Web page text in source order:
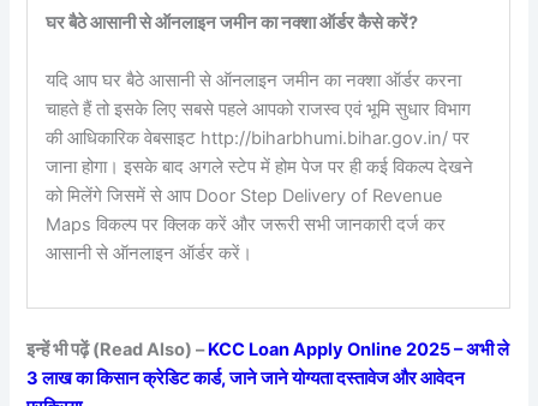
घर बैठे आसानी से ऑनलाइन जमीन का नक्शा ऑर्डर कैसे करें?
यदि आप घर बैठे आसानी से ऑनलाइन जमीन का नक्शा ऑर्डर करना
चाहते हैं तो इसके लिए सबसे पहले आपको राजस्व एवं भूमि सुधार विभाग
की आधिकारिक वेबसाइट http://biharbhumi.bihar.gov.in/ पर
जाना होगा। इसके बाद अगले स्टेप में होम पेज पर ही कई विकल्प देखने
को मिलेंगे जिसमें से आप Door Step Delivery of Revenue
Maps विकल्प पर क्लिक करें और जरूरी सभी जानकारी दर्ज कर
आसानी से ऑनलाइन ऑर्डर करें।
इन्हें भी पढ़ें (Read Also) –KCC Loan Apply Online 2025 – अभी ले
3 लाख का किसान क्रेडिट कार्ड, जाने जाने योग्यता दस्तावेज और आवेदन